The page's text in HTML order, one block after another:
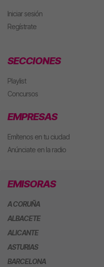
Iniciar sesión
Regístrate
SECCIONES
Playlist
Concursos
EMPRESAS
Emítenos en tu ciudad
Anúnciate en la radio
EMISORAS
A CORUÑA
ALBACETE
ALICANTE
ASTURIAS
BARCELONA